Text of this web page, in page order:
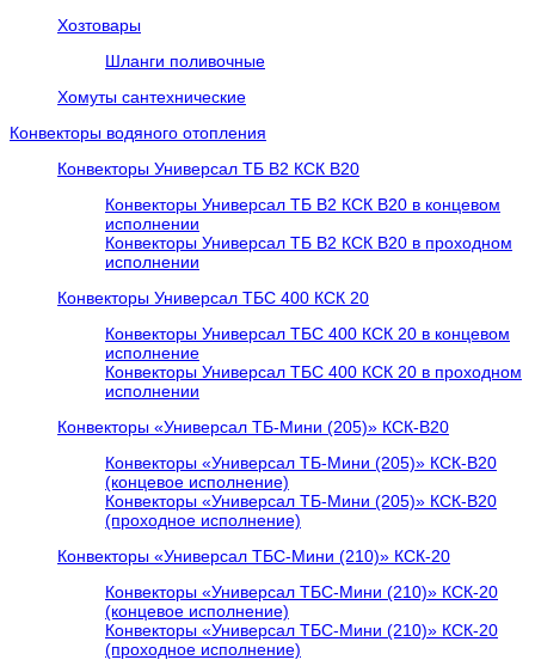
Хозтовары
Шланги поливочные
Хомуты сантехнические
Конвекторы водяного отопления
Конвекторы Универсал ТБ В2 КСК В20
Конвекторы Универсал ТБ В2 КСК В20 в концевом
исполнении
Конвекторы Универсал ТБ В2 КСК В20 в проходном
исполнении
Конвекторы Универсал ТБС 400 КСК 20
Конвекторы Универсал ТБС 400 КСК 20 в концевом
исполнение
Конвекторы Универсал ТБС 400 КСК 20 в проходном
исполнении
Конвекторы «Универсал ТБ-Мини (205)» КСК-В20
Конвекторы «Универсал ТБ-Мини (205)» КСК-В20
(концевое исполнение)
Конвекторы «Универсал ТБ-Мини (205)» КСК-В20
(проходное исполнение)
Конвекторы «Универсал ТБС-Мини (210)» КСК-20
Конвекторы «Универсал ТБС-Мини (210)» КСК-20
(концевое исполнение)
Конвекторы «Универсал ТБС-Мини (210)» КСК-20
(проходное исполнение)